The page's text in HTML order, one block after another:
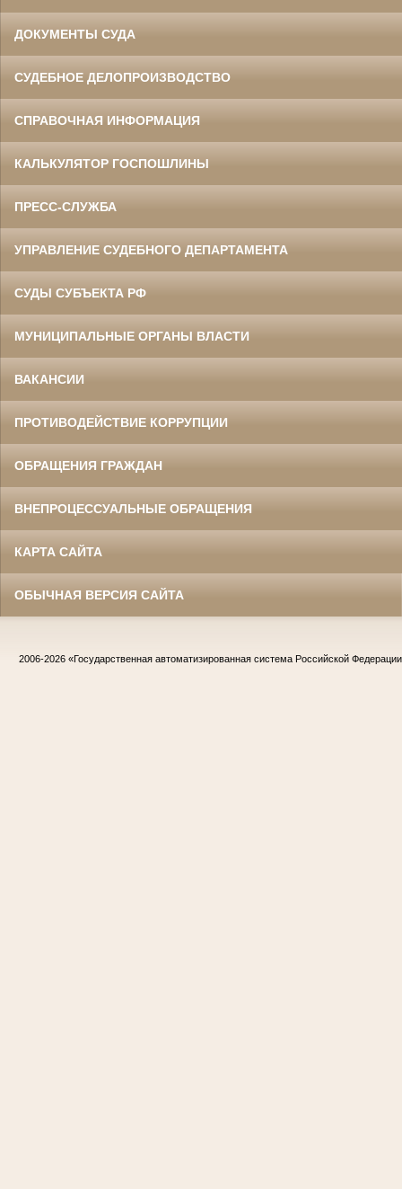
ДОКУМЕНТЫ СУДА
СУДЕБНОЕ ДЕЛОПРОИЗВОДСТВО
СПРАВОЧНАЯ ИНФОРМАЦИЯ
КАЛЬКУЛЯТОР ГОСПОШЛИНЫ
ПРЕСС-СЛУЖБА
УПРАВЛЕНИЕ СУДЕБНОГО ДЕПАРТАМЕНТА
СУДЫ СУБЪЕКТА РФ
МУНИЦИПАЛЬНЫЕ ОРГАНЫ ВЛАСТИ
ВАКАНСИИ
ПРОТИВОДЕЙСТВИЕ КОРРУПЦИИ
ОБРАЩЕНИЯ ГРАЖДАН
ВНЕПРОЦЕССУАЛЬНЫЕ ОБРАЩЕНИЯ
КАРТА САЙТА
ОБЫЧНАЯ ВЕРСИЯ САЙТА
2006-2026 «Государственная автоматизированная система Российской